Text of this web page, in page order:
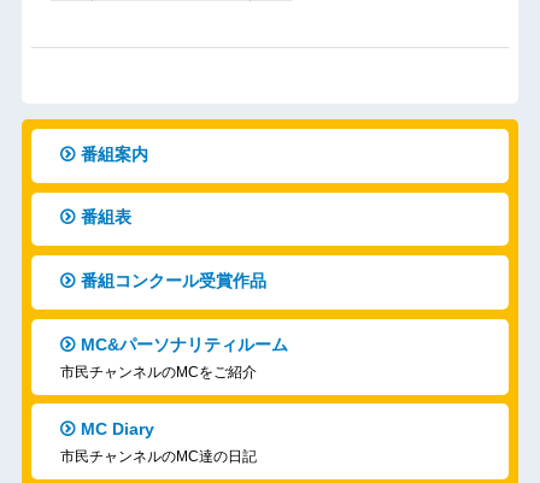
番組案内
番組表
番組コンクール受賞作品
MC&パーソナリティルーム
市民チャンネルのMCをご紹介
MC Diary
市民チャンネルのMC達の日記